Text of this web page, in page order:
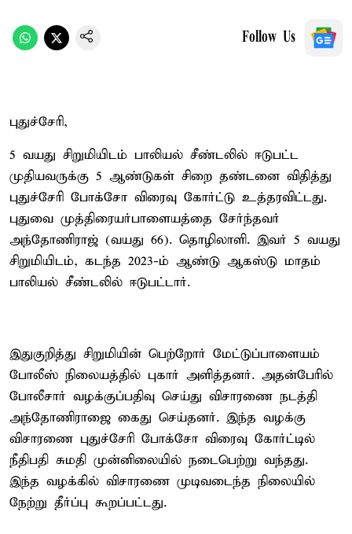
Follow Us
புதுச்சேரி,
5 வயது சிறுமியிடம் பாலியல் சீண்டலில் ஈடுபட்ட
முதியவருக்கு 5 ஆண்டுகள் சிறை தண்டனை விதித்து
புதுச்சேரி போக்சோ விரைவு கோர்ட்டு உத்தரவிட்டது.
புதுவை முத்திரையர்பாளையத்தை சேர்ந்தவர்
அந்தோணிராஜ் (வயது 66). தொழிலாளி. இவர் 5 வயது
சிறுமியிடம், கடந்த 2023-ம் ஆண்டு ஆகஸ்டு மாதம்
பாலியல் சீண்டலில் ஈடுபட்டார்.
இதுகுறித்து சிறுமியின் பெற்றோர் மேட்டுப்பாளையம்
போலீஸ் நிலையத்தில் புகார் அளித்தனர். அதன்பேரில்
போலீசார் வழக்குப்பதிவு செய்து விசாரணை நடத்தி
அந்தோணிராஜை கைது செய்தனர். இந்த வழக்கு
விசாரணை புதுச்சேரி போக்சோ விரைவு கோர்ட்டில்
நீதிபதி சுமதி முன்னிலையில் நடைபெற்று வந்தது.
இந்த வழக்கில் விசாரணை முடிவடைந்த நிலையில்
நேற்று தீர்ப்பு கூறப்பட்டது.